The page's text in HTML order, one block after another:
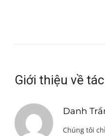
Giới thiệu về
Danh
Chúng tôi